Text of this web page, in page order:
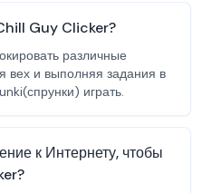
Guy Clicker?
различные
вех и выполняя задания в
играть.
к Интернету, чтобы